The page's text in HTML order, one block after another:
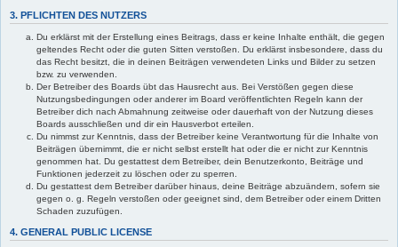
3. PFLICHTEN DES NUTZERS
Du erklärst mit der Erstellung eines Beitrags, dass er keine Inhalte enthält, die gegen
geltendes Recht oder die guten Sitten verstoßen. Du erklärst insbesondere, dass du
das Recht besitzt, die in deinen Beiträgen verwendeten Links und Bilder zu setzen
bzw. zu verwenden.
Der Betreiber des Boards übt das Hausrecht aus. Bei Verstößen gegen diese
Nutzungsbedingungen oder anderer im Board veröffentlichten Regeln kann der
Betreiber dich nach Abmahnung zeitweise oder dauerhaft von der Nutzung dieses
Boards ausschließen und dir ein Hausverbot erteilen.
Du nimmst zur Kenntnis, dass der Betreiber keine Verantwortung für die Inhalte von
Beiträgen übernimmt, die er nicht selbst erstellt hat oder die er nicht zur Kenntnis
genommen hat. Du gestattest dem Betreiber, dein Benutzerkonto, Beiträge und
Funktionen jederzeit zu löschen oder zu sperren.
Du gestattest dem Betreiber darüber hinaus, deine Beiträge abzuändern, sofern sie
gegen o. g. Regeln verstoßen oder geeignet sind, dem Betreiber oder einem Dritten
Schaden zuzufügen.
4. GENERAL PUBLIC LICENSE